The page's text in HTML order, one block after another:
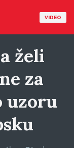
VIDEO
želi
za
uzoru